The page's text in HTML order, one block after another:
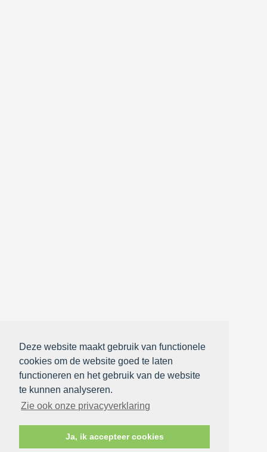
Deze website maakt gebruik van functionele
cookies om de website goed te laten
functioneren en het gebruik van de website
te kunnen analyseren.
Zie ook onze privacyverklaring
Ja, ik accepteer cookies